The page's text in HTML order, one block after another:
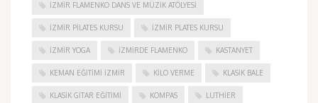
İZMIR FLAMENKO DANS VE MÜZIK ATÖLYESI
İZMIR PILATES KURSU İZMIR PLATES KURSU
İZMIR YOGA IZMIRDE FLAMENKO KASTANYET
KEMAN EĞITIMI İZMIR KILO VERME KLASIK BALE
KLASIK GITAR EĞITIMI KOMPAS LUTHIER